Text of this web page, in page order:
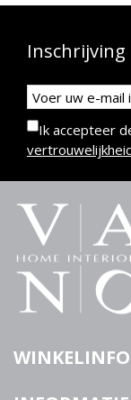
Ik accepteer